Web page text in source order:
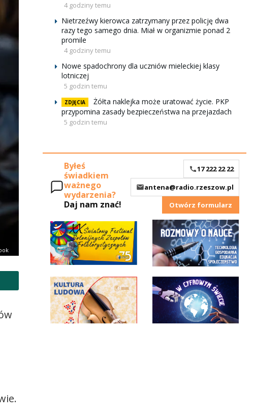
4 godziny temu
Nietrzeźwy kierowca zatrzymany przez policję dwa
razy tego samego dnia. Miał w organizmie ponad 2
promile
4 godziny temu
Nowe spadochrony dla uczniów mieleckiej klasy
lotniczej
5 godzin temu
ZDJĘCIA
Żółta naklejka może uratować życie. PKP
przypomina zasady bezpieczeństwa na przejazdach
5 godzin temu
Byłeś
świadkiem
ważnego
wydarzenia?
Daj nam znać!
17 222 22 22
antena@radio.rzeszow.pl
Otwórz formularz